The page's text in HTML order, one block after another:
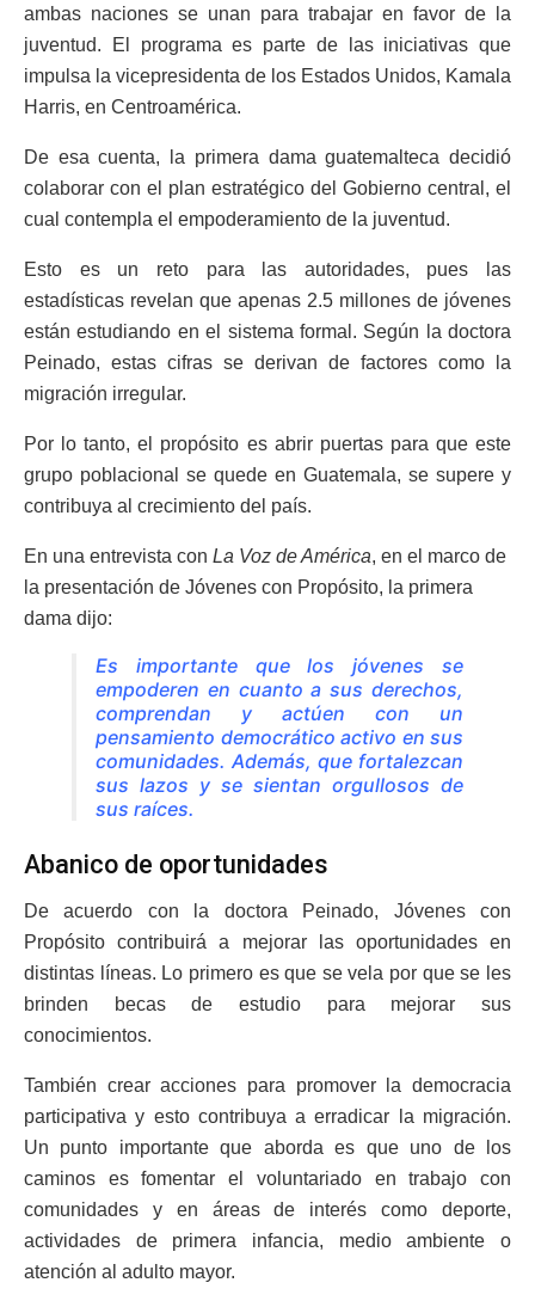
ambas naciones se unan para trabajar en favor de la
juventud. El programa es parte de las iniciativas que
impulsa la vicepresidenta de los Estados Unidos, Kamala
Harris, en Centroamérica.
De esa cuenta, la primera dama guatemalteca decidió
colaborar con el plan estratégico del Gobierno central, el
cual contempla el empoderamiento de la juventud.
Esto es un reto para las autoridades, pues las
estadísticas revelan que apenas 2.5 millones de jóvenes
están estudiando en el sistema formal. Según la doctora
Peinado, estas cifras se derivan de factores como la
migración irregular.
Por lo tanto, el propósito es abrir puertas para que este
grupo poblacional se quede en Guatemala, se supere y
contribuya al crecimiento del país.
En una entrevista con La Voz de América, en el marco de
la presentación de Jóvenes con Propósito, la primera
dama dijo:
Es importante que los jóvenes se
empoderen en cuanto a sus derechos,
comprendan y actúen con un
pensamiento democrático activo en sus
comunidades. Además, que fortalezcan
sus lazos y se sientan orgullosos de
sus raíces.
Abanico de oportunidades
De acuerdo con la doctora Peinado, Jóvenes con
Propósito contribuirá a mejorar las oportunidades en
distintas líneas. Lo primero es que se vela por que se les
brinden becas de estudio para mejorar sus
conocimientos.
También crear acciones para promover la democracia
participativa y esto contribuya a erradicar la migración.
Un punto importante que aborda es que uno de los
caminos es fomentar el voluntariado en trabajo con
comunidades y en áreas de interés como deporte,
actividades de primera infancia, medio ambiente o
atención al adulto mayor.